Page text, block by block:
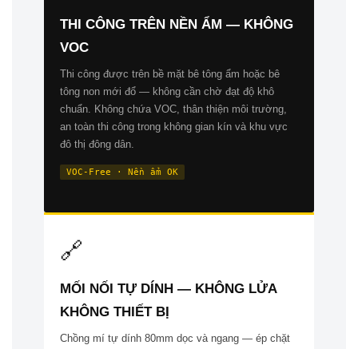
THI CÔNG TRÊN NỀN ẨM — KHÔNG
VOC
Thi công được trên bề mặt bê tông ẩm hoặc bê
tông non mới đổ — không cần chờ đạt độ khô
chuẩn. Không chứa VOC, thân thiện môi trường,
an toàn thi công trong không gian kín và khu vực
đô thị đông dân.
VOC-Free · Nền ẩm OK
🔗
MỐI NỐI TỰ DÍNH — KHÔNG LỬA
KHÔNG THIẾT BỊ
Chồng mí tự dính 80mm dọc và ngang — ép chặt